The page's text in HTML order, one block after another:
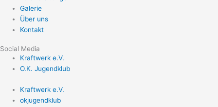
Galerie
Über uns
Kontakt
Social Media
Kraftwerk e.V.
O.K. Jugendklub
Kraftwerk e.V.
okjugendklub